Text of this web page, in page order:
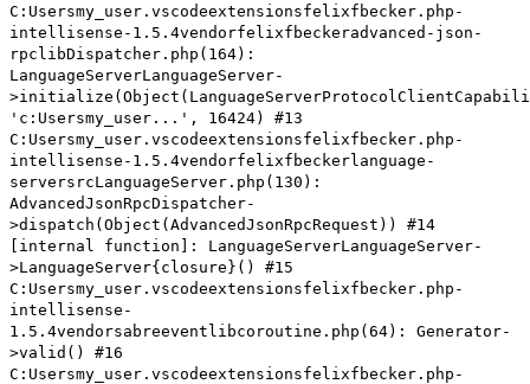
C:Usersmy_user.vscodeextensionsfelixfbecker.php-
intellisense-1.5.4vendorfelixfbeckeradvanced-json-
rpclibDispatcher.php(164):
LanguageServerLanguageServer-
'c:Usersmy_user...', 16424) #13
C:Usersmy_user.vscodeextensionsfelixfbecker.php-
intellisense-1.5.4vendorfelixfbeckerlanguage-
serversrcLanguageServer.php(130):
AdvancedJsonRpcDispatcher-
>dispatch(Object(AdvancedJsonRpcRequest)) #14
[internal function]: LanguageServerLanguageServer-
>LanguageServer{closure}() #15
C:Usersmy_user.vscodeextensionsfelixfbecker.php-
intellisense-
1.5.4vendorsabreeventlibcoroutine.php(64): Generator-
>valid() #16
C:Usersmy_user.vscodeextensionsfelixfbecker.php-